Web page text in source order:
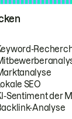
SEO
Sentiment der
Analyse